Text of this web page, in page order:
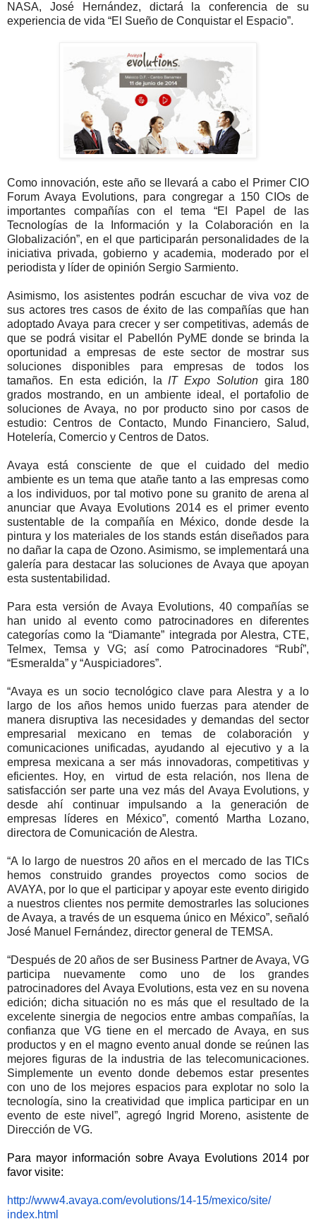
NASA, José Hernández, dictará la conferencia de su
experiencia de vida “El Sueño de Conquistar el Espacio”.
Como innovación, este año se llevará a cabo el Primer CIO
Forum Avaya Evolutions, para congregar a 150 CIOs de
importantes compañías con el tema “El Papel de las
Tecnologías de la Información y la Colaboración en la
Globalización”, en el que participarán personalidades de la
iniciativa privada, gobierno y academia, moderado por el
periodista y líder de opinión Sergio Sarmiento.
Asimismo, los asistentes podrán escuchar de viva voz de
sus actores tres casos de éxito de las compañías que han
adoptado Avaya para crecer y ser competitivas, además de
que se podrá visitar el Pabellón PyME donde se brinda la
oportunidad a empresas de este sector de mostrar sus
soluciones disponibles para empresas de todos los
tamaños. En esta edición, la IT Expo Solution gira 180
grados mostrando, en un ambiente ideal, el portafolio de
soluciones de Avaya, no por producto sino por casos de
estudio: Centros de Contacto, Mundo Financiero, Salud,
Hotelería, Comercio y Centros de Datos.
Avaya está consciente de que el cuidado del medio
ambiente es un tema que atañe tanto a las empresas como
a los individuos, por tal motivo pone su granito de arena al
anunciar que Avaya Evolutions 2014 es el primer evento
sustentable de la compañía en México, donde desde la
pintura y los materiales de los stands están diseñados para
no dañar la capa de Ozono. Asimismo, se implementará una
galería para destacar las soluciones de Avaya que apoyan
esta sustentabilidad.
Para esta versión de Avaya Evolutions, 40 compañías se
han unido al evento como patrocinadores en diferentes
categorías como la “Diamante” integrada por Alestra, CTE,
Telmex, Temsa y VG; así como Patrocinadores “Rubí”,
“Esmeralda” y “Auspiciadores”.
“Avaya es un socio tecnológico clave para Alestra y a lo
largo de los años hemos unido fuerzas para atender de
manera disruptiva las necesidades y demandas del sector
empresarial mexicano en temas de colaboración y
comunicaciones unificadas, ayudando al ejecutivo y a la
empresa mexicana a ser más innovadoras, competitivas y
eficientes. Hoy, en virtud de esta relación, nos llena de
satisfacción ser parte una vez más del Avaya Evolutions, y
desde ahí continuar impulsando a la generación de
empresas líderes en México”, comentó Martha Lozano,
directora de Comunicación de Alestra.
“A lo largo de nuestros 20 años en el mercado de las TICs
hemos construido grandes proyectos como socios de
AVAYA, por lo que el participar y apoyar este evento dirigido
a nuestros clientes nos permite demostrarles las soluciones
de Avaya, a través de un esquema único en México”, señaló
José Manuel Fernández, director general de TEMSA.
“Después de 20 años de ser Business Partner de Avaya, VG
participa nuevamente como uno de los grandes
patrocinadores del Avaya Evolutions, esta vez en su novena
edición; dicha situación no es más que el resultado de la
excelente sinergia de negocios entre ambas compañías, la
confianza que VG tiene en el mercado de Avaya, en sus
productos y en el magno evento anual donde se reúnen las
mejores figuras de la industria de las telecomunicaciones.
Simplemente un evento donde debemos estar presentes
con uno de los mejores espacios para explotar no solo la
tecnología, sino la creatividad que implica participar en un
evento de este nivel”, agregó Ingrid Moreno, asistente de
Dirección de VG.
Para mayor información sobre Avaya Evolutions 2014 por
favor visite:
http://www4.avaya.com/evolutions/14-15/mexico/site/
index.html